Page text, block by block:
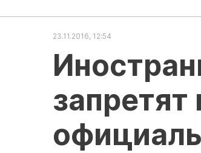
23.11.2016, 12:54
запретят